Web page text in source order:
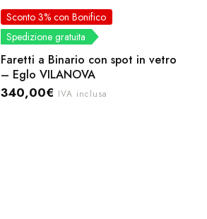
Sconto 3% con Bonifico
Spedizione gratuita
Faretti a Binario con spot in vetro
– Eglo VILANOVA
340,00€ IVA inclusa